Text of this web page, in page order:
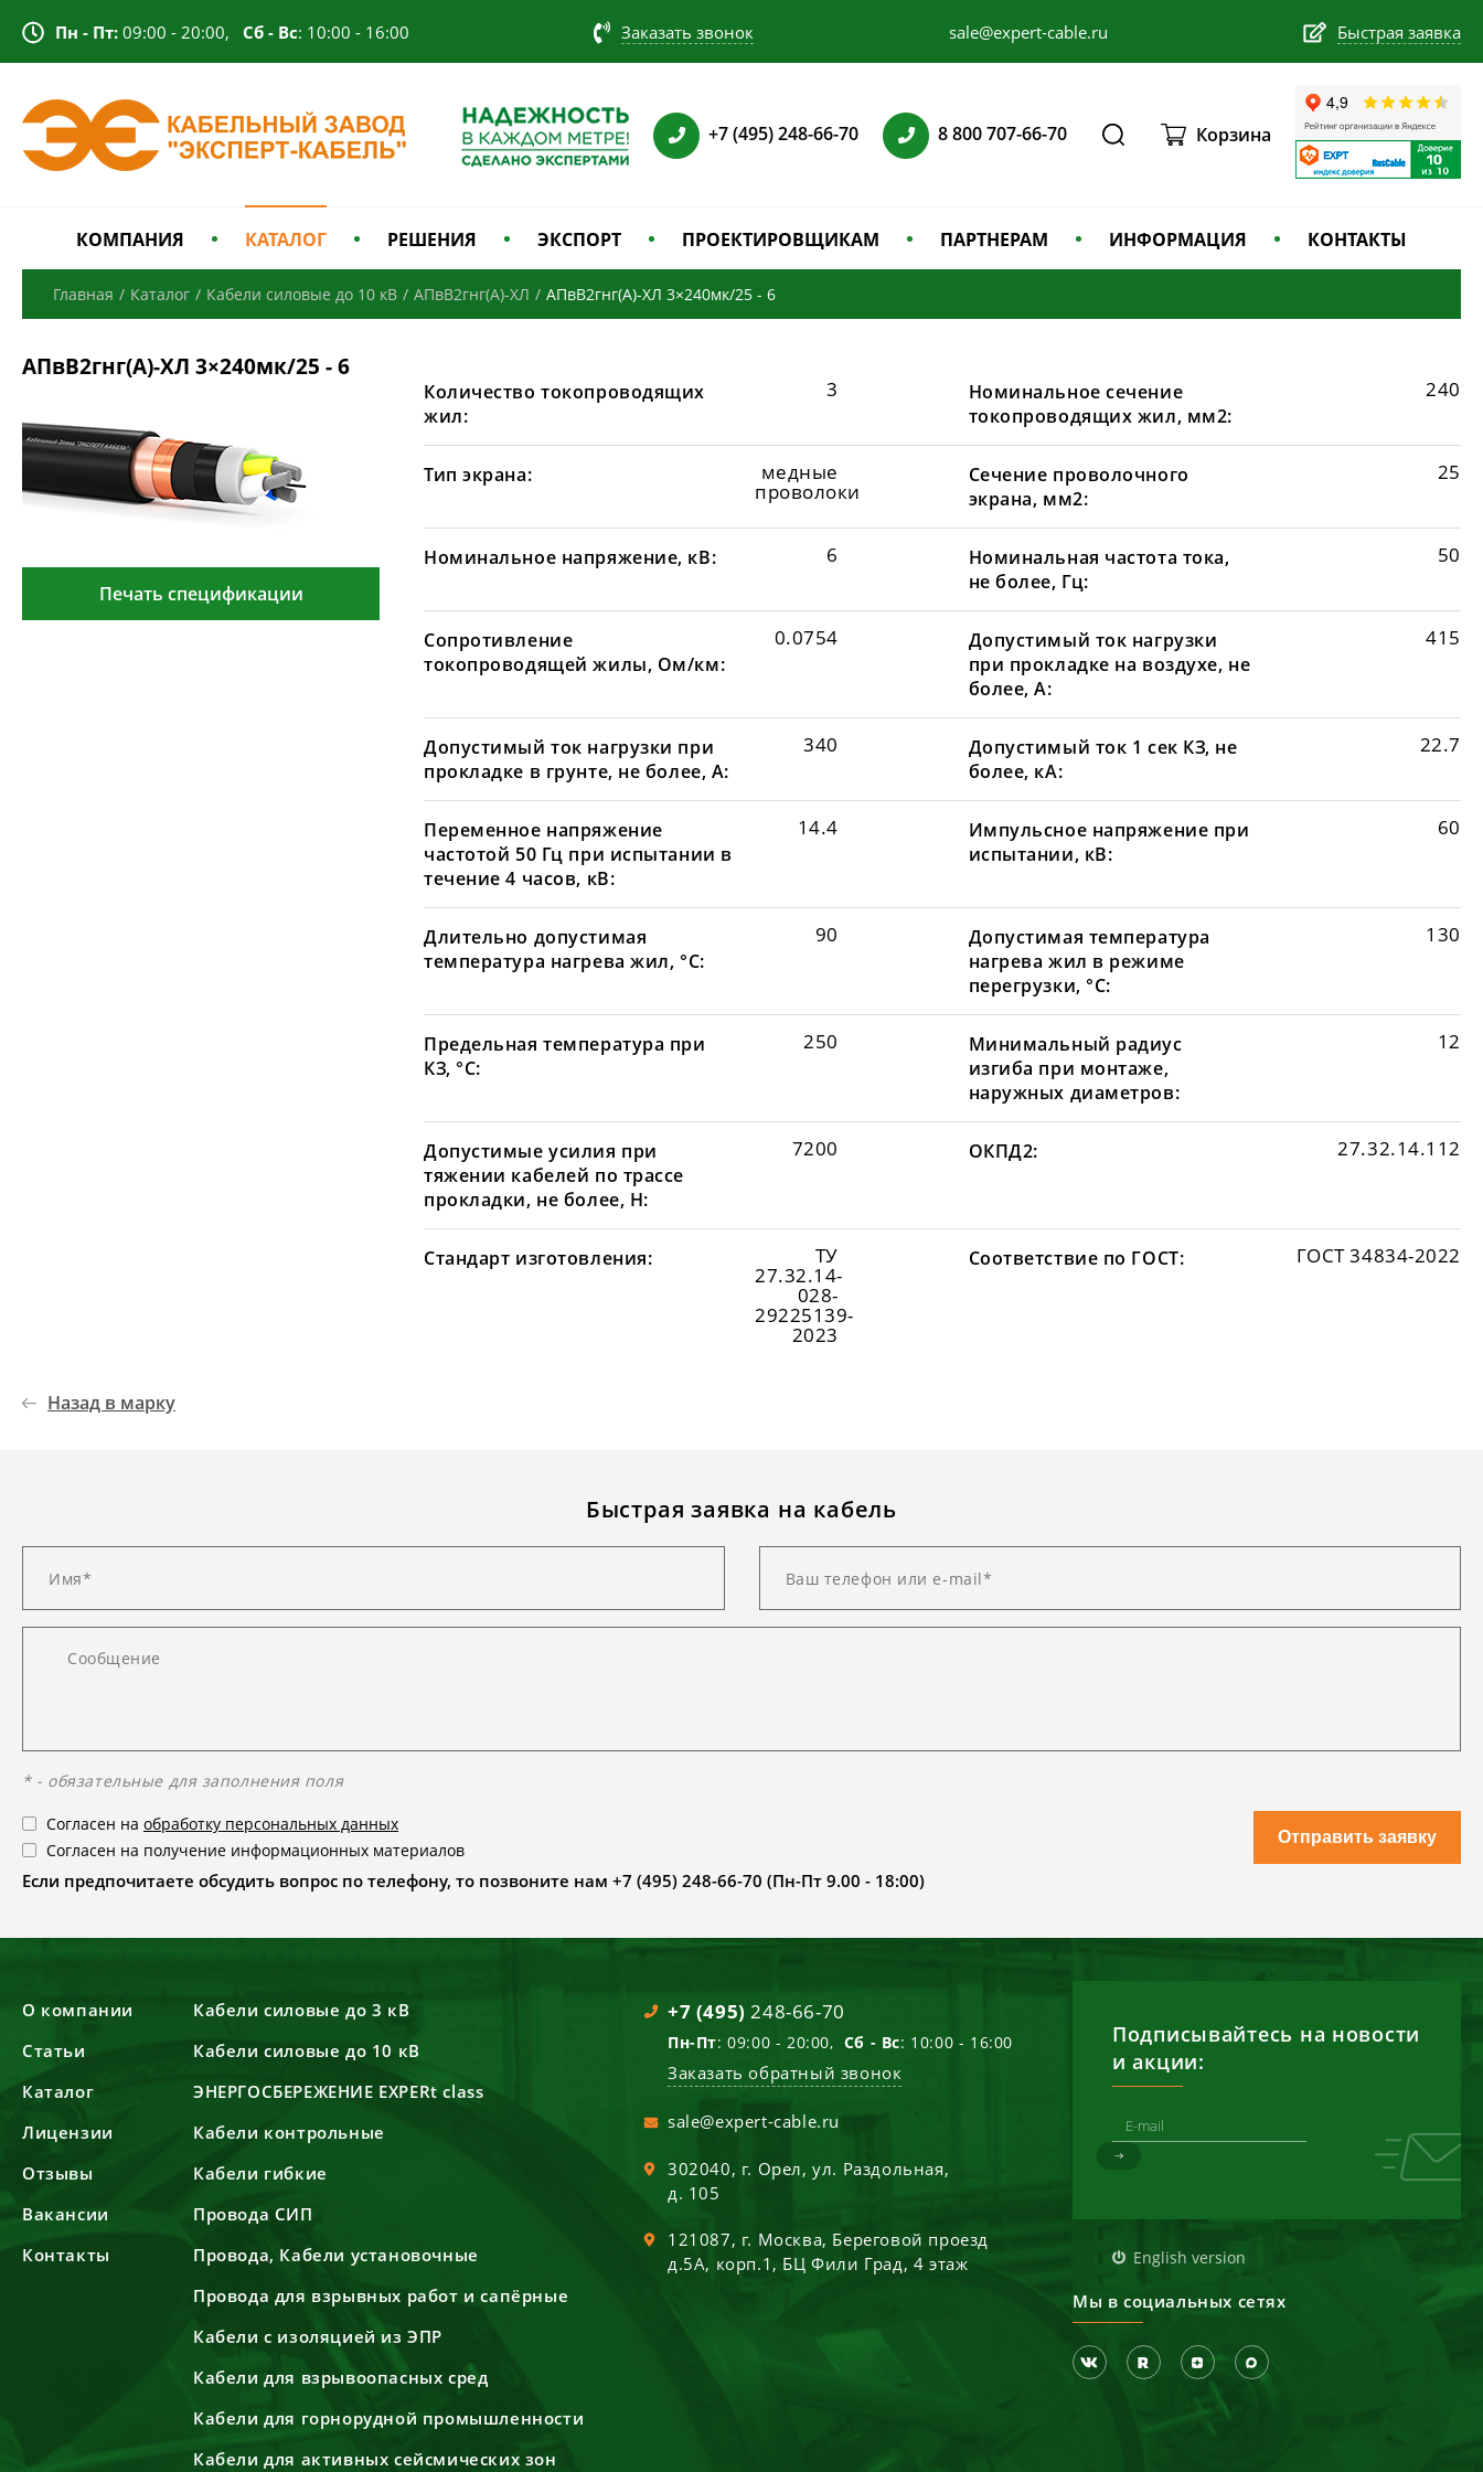
Пн - Пт: 09:00 - 20:00, Сб - Вс: 10:00 - 16:00 Заказать звонок sale@expert-cable.ru Быстрая заявка
+7 (495) 248-66-70 8 800 707-66-70 Корзина
КОМПАНИЯ КАТАЛОГ РЕШЕНИЯ ЭКСПОРТ ПРОЕКТИРОВЩИКАМ ПАРТНЕРАМ ИНФОРМАЦИЯ КОНТАКТЫ
Главная / Каталог / Кабели силовые до 10 кВ / АПвВ2гнг(А)-ХЛ / АПвВ2гнг(А)-ХЛ 3×240мк/25 - 6
АПвВ2гнг(А)-ХЛ 3×240мк/25 - 6
Печать спецификации
Количество токопроводящих
жил:
3
Номинальное сечение
токопроводящих жил, мм2:
240
Тип экрана: медные
проволоки
Сечение проволочного
экрана, мм2:
25
Номинальное напряжение, кВ: 6
Номинальная частота тока,
не более, Гц:
50
Сопротивление
токопроводящей жилы, Ом/км:
0.0754
Допустимый ток нагрузки
при прокладке на воздухе, не
более, А:
415
Допустимый ток нагрузки при
прокладке в грунте, не более, А:
340
Допустимый ток 1 сек КЗ, не
более, кА:
22.7
Переменное напряжение
частотой 50 Гц при испытании в
течение 4 часов, кВ:
14.4
Импульсное напряжение при
испытании, кВ:
60
Длительно допустимая
температура нагрева жил, °С:
90
Допустимая температура
нагрева жил в режиме
перегрузки, °С:
130
Предельная температура при
КЗ, °С:
250
Минимальный радиус
изгиба при монтаже,
наружных диаметров:
12
Допустимые усилия при
тяжении кабелей по трассе
прокладки, не более, Н:
7200 ОКПД2: 27.32.14.112
Стандарт изготовления: ТУ
27.32.14-
028-
29225139-
2023
Соответствие по ГОСТ: ГОСТ 34834-2022
Назад в марку
Быстрая заявка на кабель
* - обязательные для заполнения поля
Согласен на обработку персональных данных
Согласен на получение информационных материалов
Если предпочитаете обсудить вопрос по телефону, то позвоните нам +7 (495) 248-66-70 (Пн-Пт 9.00 - 18:00)
Отправить заявку
О компании
Статьи
Каталог
Лицензии
Отзывы
Вакансии
Контакты
Кабели силовые до 3 кВ
Кабели силовые до 10 кВ
ЭНЕРГОСБЕРЕЖЕНИЕ EXPERt class
Кабели контрольные
Кабели гибкие
Провода СИП
Провода, Кабели установочные
Провода для взрывных работ и сапёрные
Кабели с изоляцией из ЭПР
Кабели для взрывоопасных сред
Кабели для горнорудной промышленности
Кабели для активных сейсмических зон
+7 (495) 248-66-70
Пн-Пт: 09:00 - 20:00, Сб - Вс: 10:00 - 16:00
Заказать обратный звонок
sale@expert-cable.ru
302040, г. Орел,ул. Раздольная,
д. 105
121087, г. Москва, Береговой проезд
д.5А, корп.1, БЦ Фили Град, 4 этаж
Подписывайтесь на новости
и акции:
English version
Мы в социальных сетях